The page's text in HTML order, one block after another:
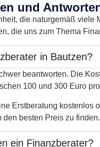
und
die naturgemäß
die uns zum Thema
in Bautzen?
beantworten. Die
100 und 300 Euro
Erstberatung
besten Preis zu finden.
ein Finanzberater?